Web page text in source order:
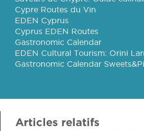
Cypre Routes du Vin
EDEN Cyprus
Cyprus EDEN Routes
Gastronomic Calendar
EDEN Cultural Tourism: Orini
Gastronomic Calendar
Articles relatifs